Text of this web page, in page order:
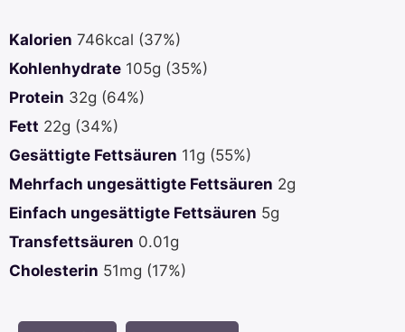
Kalorien 746kcal (37%)
Kohlenhydrate 105g (35%)
Protein 32g (64%)
Fett 22g (34%)
Gesättigte Fettsäuren 11g (55%)
Mehrfach ungesättigte Fettsäuren 2g
Einfach ungesättigte Fettsäuren 5g
Transfettsäuren 0.01g
Cholesterin 51mg (17%)